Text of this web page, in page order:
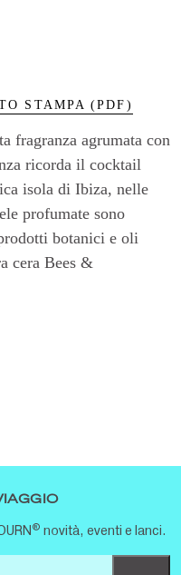
STAMPA (PDF)
fragranza agrumata con
ricorda il cocktail
isola di Ibiza, nelle
profumate sono
botanici e oli
cera Bees &
® novità, eventi e lanci.